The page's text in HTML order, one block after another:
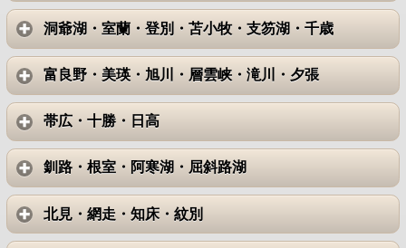
洞爺湖・室蘭・登別・苫小牧・支笏湖・千歳
富良野・美瑛・旭川・層雲峡・滝川・夕張
帯広・十勝・日高
釧路・根室・阿寒湖・屈斜路湖
北見・網走・知床・紋別